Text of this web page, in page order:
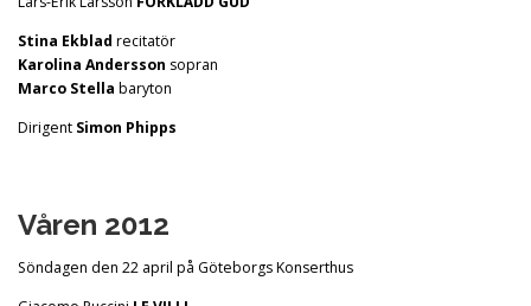
Stina Ekblad recitatör
Karolina Andersson sopran
Marco Stella baryton
Dirigent Simon Phipps
Våren 2012
Söndagen den 22 april på Göteborgs Konserthus